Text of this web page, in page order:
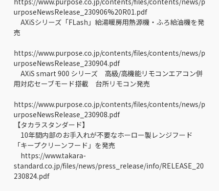
urposeNewsRelease_230906%20R01.pdf
AXiSシリーズ「FLash」給湯暖房用熱源機・ふろ給油機を発
売
https://www.purpose.co.jp/contents/files/contents/news/p
urposeNewsRelease_230904.pdf
AXiS smart 900 シリーズ 高級/高機能リモコンエアコン併
用対応セーブモード搭載 台所リモコン発売
https://www.purpose.co.jp/contents/files/contents/news/p
urposeNewsRelease_230908.pdf
【タカラスタンダード】
10年間内部のお手入れが不要なホーロー製レンジフード
「キープクリーンフード」を発売
https://www.takara-
standard.co.jp/files/news/press_release/info/RELEASE_20
230824.pdf